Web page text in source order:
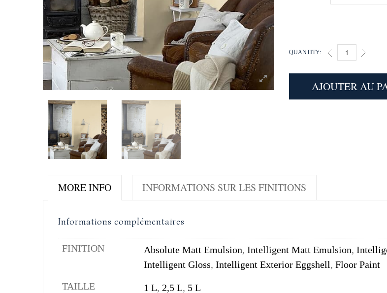
QUANTITY: AGED IVORY (131)
AJOUTER AU
MORE INFO
Informations complémentaires
FINITION Absolute Matt Emulsion, Intelligent Matt Emulsion,
Intelligent Gloss, Intelligent Exterior Eggshell, Floor Paint
TAILLE
1 L, 2,5 L, 5 L
INFORMATIONS SUR LES FINITIONS